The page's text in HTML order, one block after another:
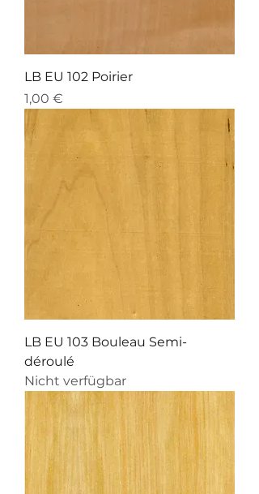
LB EU 102 Poirier
Preis
1,00 €
LB EU 103 Bouleau Semi-
déroulé
Nicht verfügbar